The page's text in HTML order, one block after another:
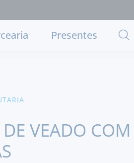
em Lisboa e concelhos
Presentes
VEADO COM